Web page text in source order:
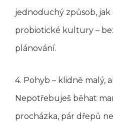
jednoduchý způsob,
probiotické kultury –
plánování.
4. Pohyb – klidně malý,
Nepotřebuješ běhat
procházka, pár dřepů